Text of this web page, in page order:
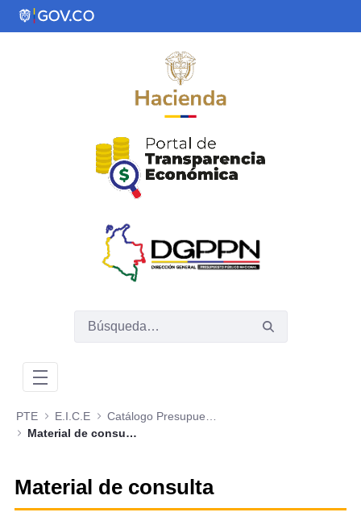
Saltar al contenido principal
PTE E.I.C.E
Material de consulta
Material de consulta